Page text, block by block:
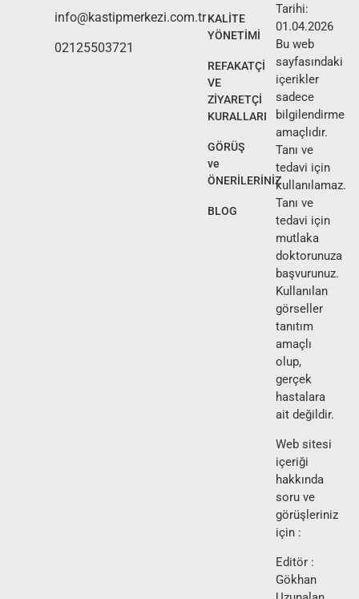
info@kastipmerkezi.com.tr
02125503721
KALİTE
YÖNETİMİ
REFAKATÇİ
VE
ZİYARETÇİ
KURALLARI
GÖRÜŞ
ve
ÖNERİLERİNİZ
BLOG
Tarihi:
01.04.2026
Bu web
sayfasındaki
içerikler
sadece
bilgilendirme
amaçlıdır.
Tanı ve
tedavi için
kullanılamaz.
Tanı ve
tedavi için
mutlaka
doktorunuza
başvurunuz.
Kullanılan
görseller
tanıtım
amaçlı
olup,
gerçek
hastalara
ait değildir.
Web sitesi
içeriği
hakkında
soru ve
görüşleriniz
için :
Editör :
Gökhan